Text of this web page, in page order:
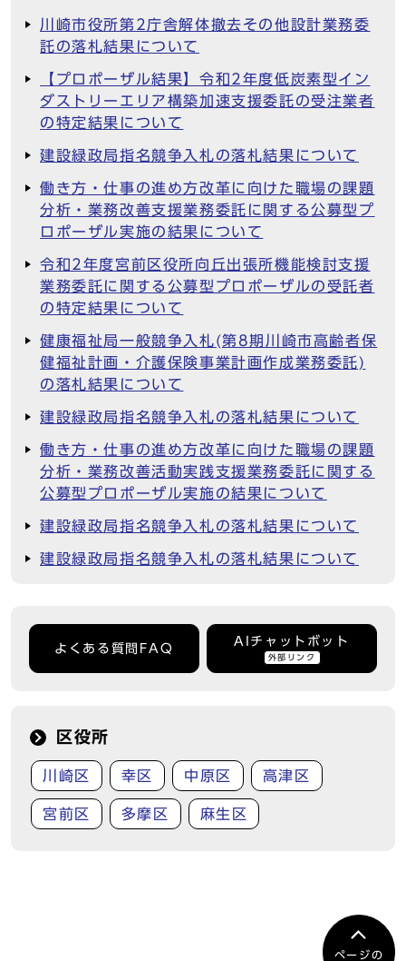
川崎市役所第2庁舎解体撤去その他設計業務委
託の落札結果について
【プロポーザル結果】令和2年度低炭素型イン
ダストリーエリア構築加速支援委託の受注業者
の特定結果について
建設緑政局指名競争入札の落札結果について
働き方・仕事の進め方改革に向けた職場の課題
分析・業務改善支援業務委託に関する公募型プ
ロポーザル実施の結果について
令和2年度宮前区役所向丘出張所機能検討支援
業務委託に関する公募型プロポーザルの受託者
の特定結果について
健康福祉局一般競争入札(第8期川崎市高齢者保
健福祉計画・介護保険事業計画作成業務委託)
の落札結果について
建設緑政局指名競争入札の落札結果について
働き方・仕事の進め方改革に向けた職場の課題
分析・業務改善活動実践支援業務委託に関する
公募型プロポーザル実施の結果について
建設緑政局指名競争入札の落札結果について
建設緑政局指名競争入札の落札結果について
よくある質問FAQ
AIチャットボット
外部リンク
区役所
川崎区 幸区 中原区 高津区
宮前区 多摩区 麻生区
ページの